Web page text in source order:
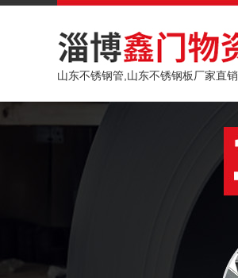
山东不锈钢管,山东不锈钢板厂家直销